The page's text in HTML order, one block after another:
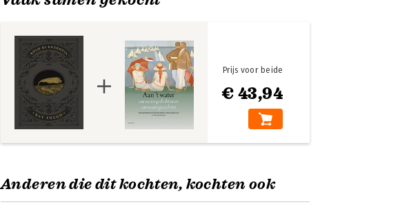
€ 43,94
Prijs voor beide
Anderen die dit kochten, kochten ook